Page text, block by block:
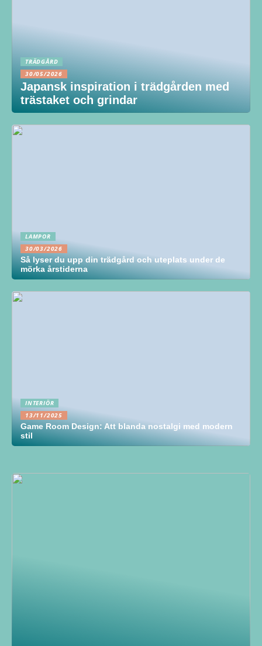
TRÄDGÅRD
30/05/2026
Japansk inspiration i trädgården med
trästaket och grindar
LAMPOR
30/03/2026
Så lyser du upp din trädgård och uteplats under de
mörka årstiderna
INTERIÖR
13/11/2025
Game Room Design: Att blanda nostalgi med modern
stil